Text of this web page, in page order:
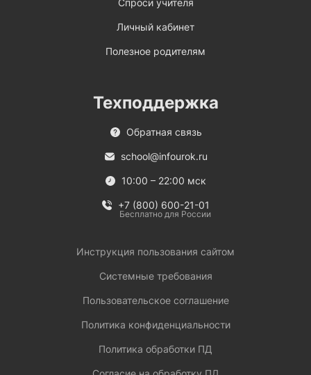
Спроси учителя
Личный кабинет
Полезное родителям
Техподдержка
Обратная связь
school@infourok.ru
10:00 – 22:00 мск
+7 (800) 600-21-01
Бесплатно для России
Инструкция пользования сайтом
Системные требования
Пользовательское соглашение
Политика конфиденциальности
Политика обработки ПД